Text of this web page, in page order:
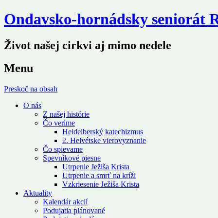
Ondavsko-hornádsky seniorát
Život našej cirkvi aj mimo nedele
Menu
Preskoč na obsah
O nás
Z našej histórie
Čo veríme
Heidelberský katechizmus
2. Helvétske vierovyznanie
Čo spievame
Spevníkové piesne
Utrpenie Ježiša Krista
Utrpenie a smrť na kríži
Vzkriesenie Ježiša Krista
Aktuality
Kalendár akcií
Podujatia plánované